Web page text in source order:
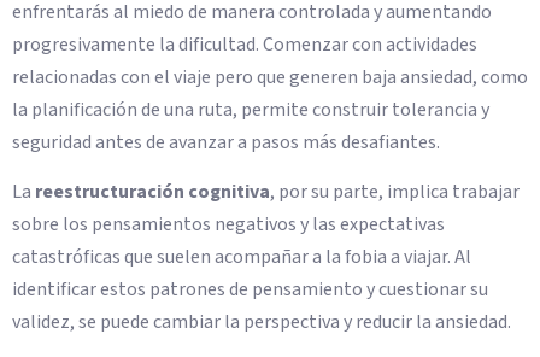
enfrentarás al miedo de manera controlada y aumentando
progresivamente la dificultad. Comenzar con actividades
relacionadas con el viaje pero que generen baja ansiedad, como
la planificación de una ruta, permite construir tolerancia y
seguridad antes de avanzar a pasos más desafiantes.
La reestructuración cognitiva, por su parte, implica trabajar
sobre los pensamientos negativos y las expectativas
catastróficas que suelen acompañar a la fobia a viajar. Al
identificar estos patrones de pensamiento y cuestionar su
validez, se puede cambiar la perspectiva y reducir la ansiedad.